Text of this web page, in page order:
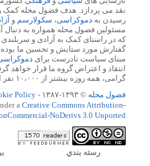
نقد می پردازد. هدف فضول محله کمک
رسیدن به دموکراسی، سکولارسم و
مسئولین فضول محله همواره به دنبال
که در راستای کمک به آزادی و
گفتارش مورد ستایش و تحسین ما بوده،
مبنای سیاست نادرست برای
انتقاد و اعتراض گروه ما قرار خواهد
گرامی، همه روزه بیشتر از ۱۰،۰۰۰ نفر از این سایت دیدن می کنند.
فضول محله © ۱۳۹۳-۱۳۸۷ -
Policy
a Creative Commons Attribution-
NoDerivs 3.0 Unported
رسته بندي